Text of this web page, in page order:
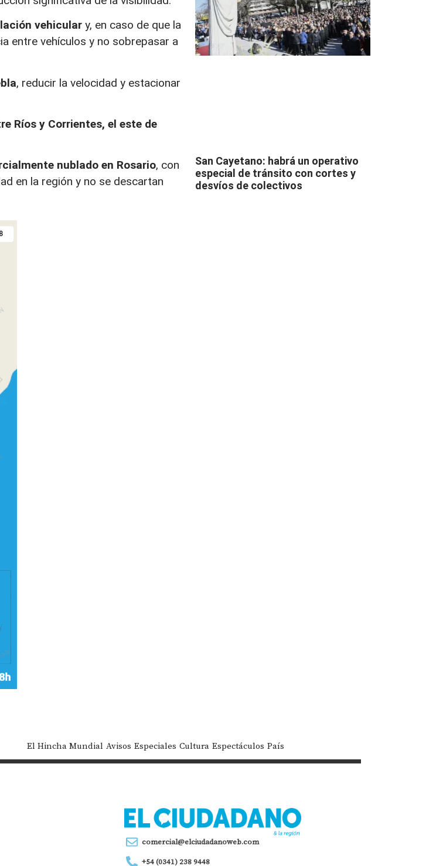
vehicular y, en caso de que la
entre vehículos y no sobrepasar a
, reducir la velocidad y estacionar
Ríos y Corrientes, el este de
nublado en Rosario, con
en la región y no se descartan
San Cayetano: habrá un operativo
especial de tránsito con cortes y
desvíos de colectivos
El Hincha Mundial Avisos Especiales Cultura Espectáculos País
comercial@elciudadanoweb.com
+54 (0341) 238 9448